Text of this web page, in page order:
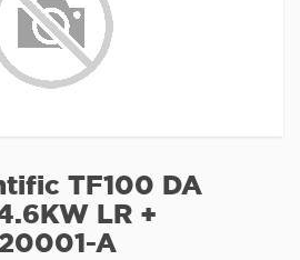
TF100 DA
LR +
A